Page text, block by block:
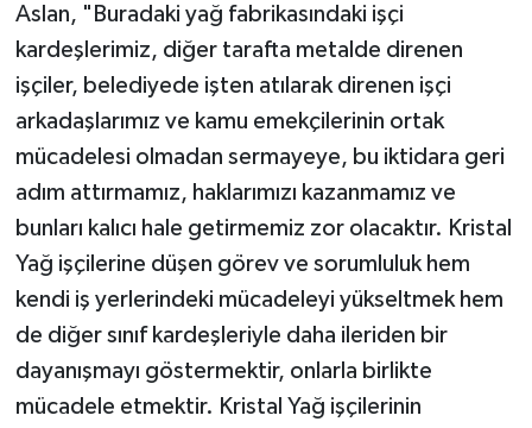
Aslan, "Buradaki yağ fabrikasındaki işçi
kardeşlerimiz, diğer tarafta metalde direnen
işçiler, belediyede işten atılarak direnen işçi
arkadaşlarımız ve kamu emekçilerinin ortak
mücadelesi olmadan sermayeye, bu iktidara geri
adım attırmamız, haklarımızı kazanmamız ve
bunları kalıcı hale getirmemiz zor olacaktır. Kristal
Yağ işçilerine düşen görev ve sorumluluk hem
kendi iş yerlerindeki mücadeleyi yükseltmek hem
de diğer sınıf kardeşleriyle daha ileriden bir
dayanışmayı göstermektir, onlarla birlikte
mücadele etmektir. Kristal Yağ işçilerinin